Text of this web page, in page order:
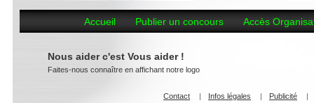
Accueil Publier un concours Accès
Nous aider c'est Vous aider !
Faites-nous connaître en affichant notre logo
Contact | Infos légales | Publicité |